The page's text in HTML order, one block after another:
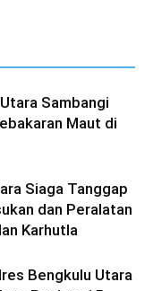
Sambangi
Maut di
Siaga Tanggap
dan Peralatan
Karhutla
Bengkulu Utara